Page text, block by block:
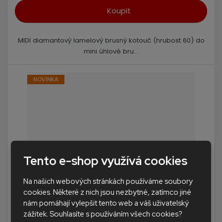
Tento e-shop využívá cookies
Na našich webových stránkách používáme soubory
cookies. Některé z nich jsou nezbytné, zatímco jiné
nám pomáhají vylepšit tento web a váš uživatelský
zážitek. Souhlasíte s používáním všech cookies?
Koupit
MIDI diamantový lamelový brusný kotouč (hrubost 60) do
mini úhlové bru...
NOVINKA
MIDIFLEXIMONTGM120 diamantový lamelový k...